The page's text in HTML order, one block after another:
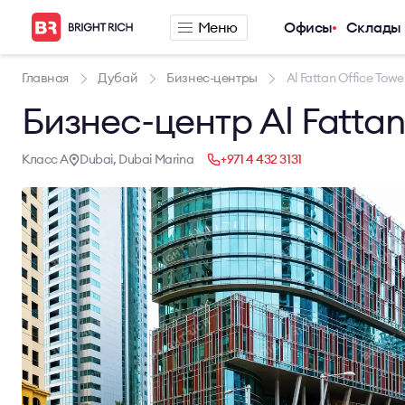
Меню Офисы Склады
Главная Дубай Бизнес-центры Al Fattan Office
Бизнес-центр Al
Класс A Dubai, Dubai Marina +971 4 432 3131
О компании
Услуги
Новости
Контакты
Аренда офиса
Аренда
Аренда склада